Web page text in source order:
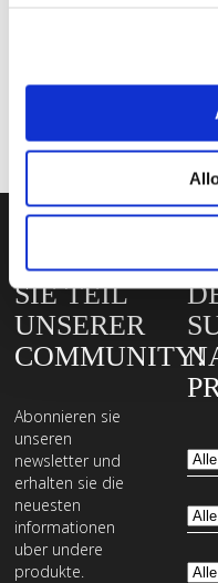
Entdecken Sie Smart
ZUR SMART
WERDEN
SIE TEIL
UNSERER
COMMUNITY!
Abonnieren sie
unseren
newsletter und
erhalten sie die
neuesten
informationen
uber undere
produkte.